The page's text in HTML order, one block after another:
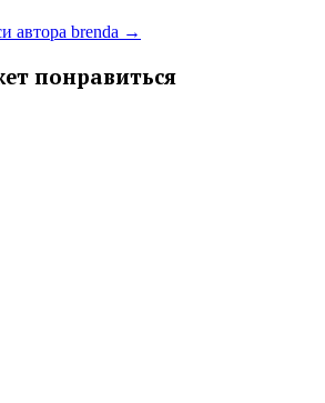
автора brenda →
понравиться